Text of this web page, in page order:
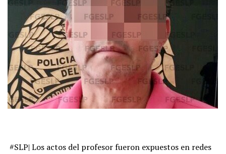
#SLP| Los actos del profesor fueron expuestos en redes